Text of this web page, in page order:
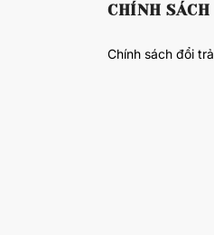
CHÍNH SÁCH
Chính sách đổi trả